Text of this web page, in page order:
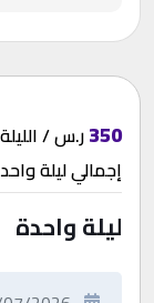
350ر.س / الليلة
إجماليليلة
ليلة واحدة